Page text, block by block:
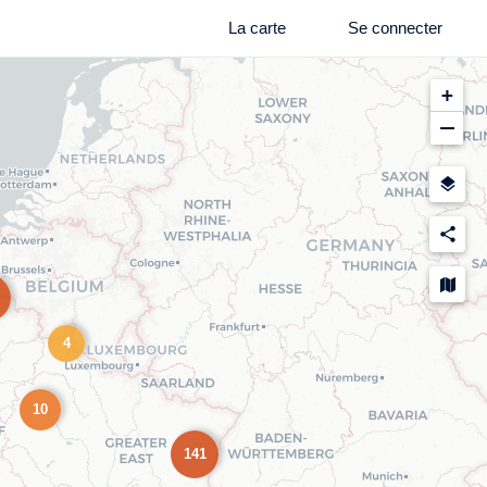
La carte Se connecter
4
141
10
+
−